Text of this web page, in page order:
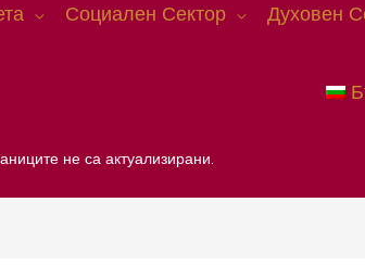
Социален Сектор Духовен
не са актуализирани.